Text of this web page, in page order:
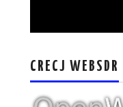
CRECJ WEBSDR